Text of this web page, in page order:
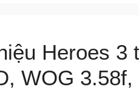
Heroes 3
WOG 3.58f,